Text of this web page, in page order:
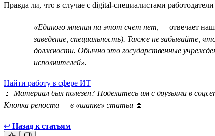
Правда ли, что в случае с digital-специалистами
«Единого мнения на этот счет нет, —отвечает
заведение, специальность). Также не забывайте,
должности. Обычно это государственные
исполнителей».
Найти работу в сфере ИТ
🚩 Материал был полезен? Поделитесь им с друзьями в
Кнопка репоста — в «шапке» статьи ⏫
↩ Назад к статьям